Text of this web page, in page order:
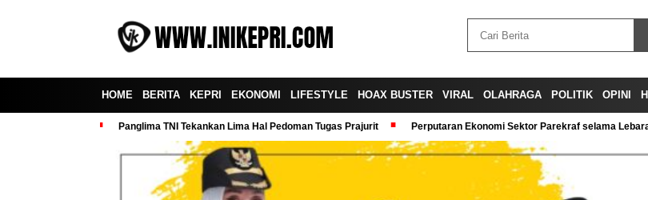
HOME BERITA KEPRI EKONOMI LIFESTYLE HOAX BUSTER VIRAL OLAHRAGA POLITIK OPINI
Panglima TNI Tekankan Lima Hal Pedoman Tugas Prajurit Perputaran Ekonomi Sektor Parekraf selama